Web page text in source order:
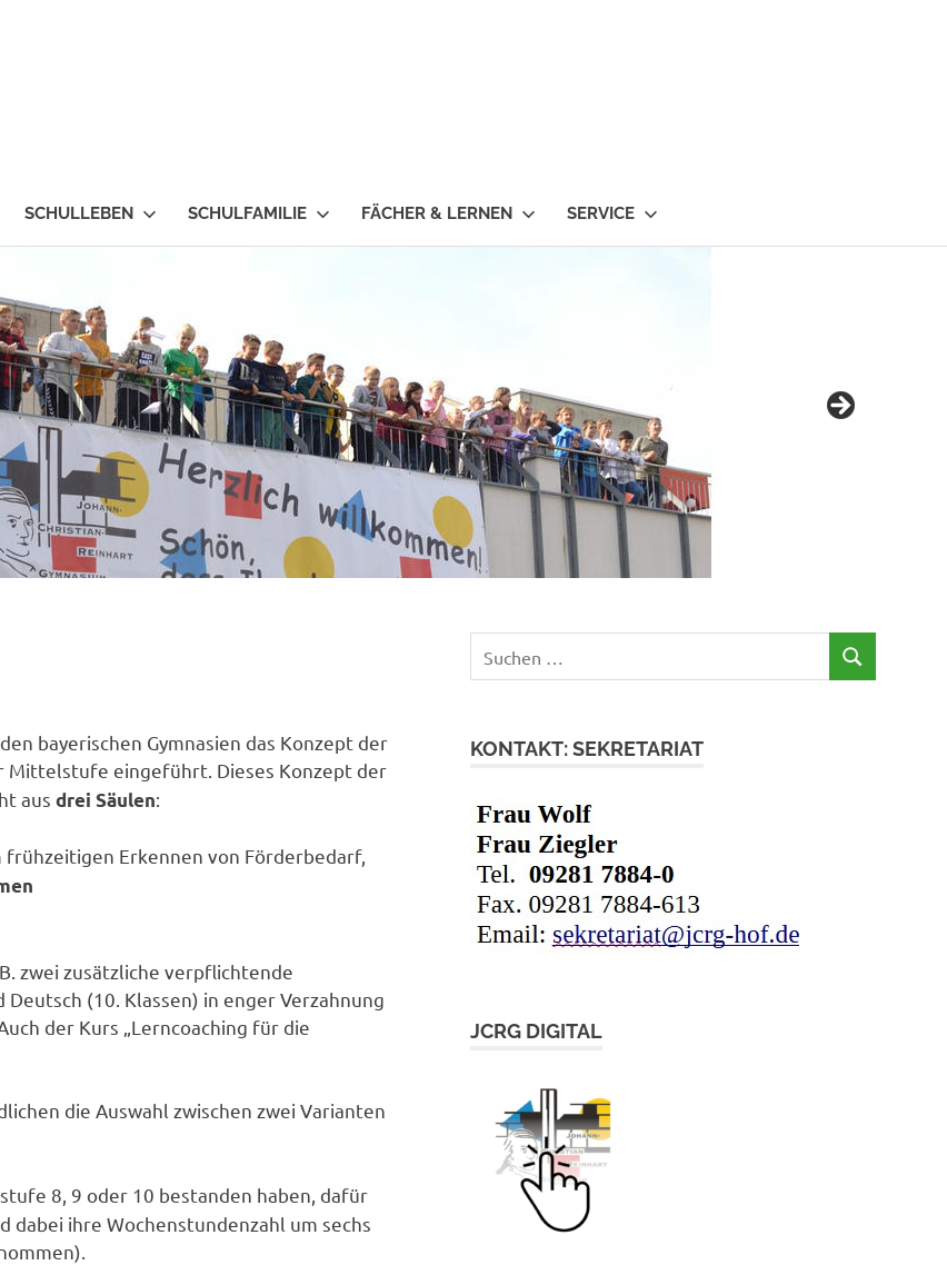
SCHULLEBEN SCHULFAMILIE FÄCHER & LERNEN SERVICE
bayerischen Gymnasien das Konzept der
Mittelstufe eingeführt. Dieses Konzept der
aus drei Säulen:
frühzeitigen Erkennen von Förderbedarf,
zwei zusätzliche ver­pflichtende
(10. Klassen) in enger Verzahnung
der Kurs „Lern­coaching für die
die Auswahl zwischen zwei Varianten
8, 9 oder 10 bestan­den haben, dafür
dabei ihre Wochenstundenzahl um sechs
nach:
SUCHEN
KONTAKT: SEKRETARIAT
JCRG DIGITAL